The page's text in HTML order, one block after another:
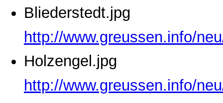
Bliederstedt.jpg
http://www.greussen.info/
Holzengel.jpg
http://www.greussen.info/